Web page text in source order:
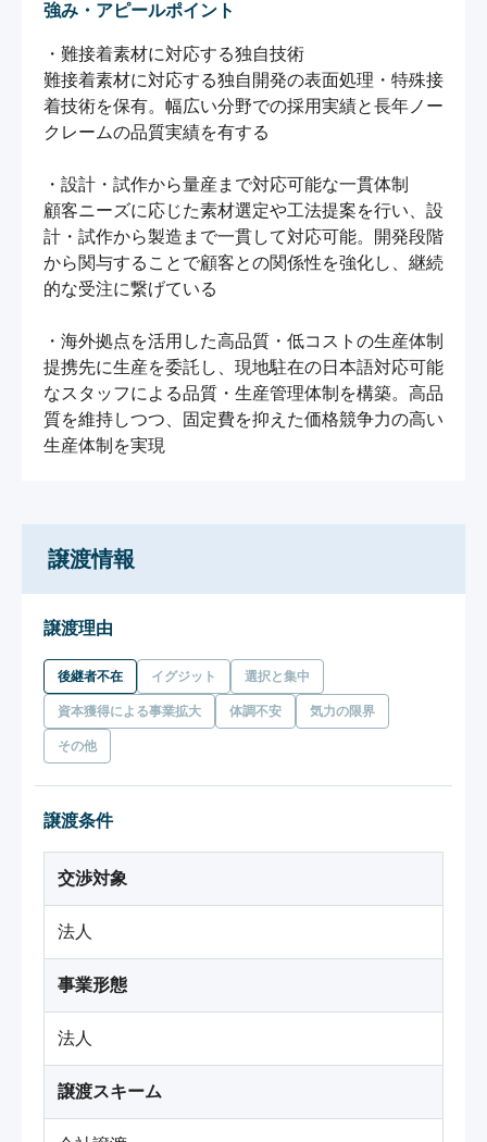
強み・アピールポイント
・難接着素材に対応する独自技術
難接着素材に対応する独自開発の表面処理・特殊接
着技術を保有。幅広い分野での採用実績と長年ノー
クレームの品質実績を有する
・設計・試作から量産まで対応可能な一貫体制
顧客ニーズに応じた素材選定や工法提案を行い、設
計・試作から製造まで一貫して対応可能。開発段階
から関与することで顧客との関係性を強化し、継続
的な受注に繋げている
・海外拠点を活用した高品質・低コストの生産体制
提携先に生産を委託し、現地駐在の日本語対応可能
なスタッフによる品質・生産管理体制を構築。高品
質を維持しつつ、固定費を抑えた価格競争力の高い
生産体制を実現
譲渡情報
譲渡理由
後継者不在 イグジット 選択と集中
資本獲得による事業拡大 体調不安 気力の限界
その他
譲渡条件
交渉対象
法人
事業形態
法人
譲渡スキーム